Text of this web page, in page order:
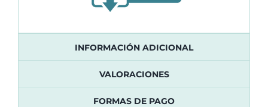
INFORMACIÓN ADICIONAL
VALORACIONES
FORMAS DE PAGO